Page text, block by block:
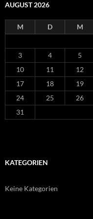
AUGUST 2026
M D M
3
4 5
10
11 12
17
18 19
24
25 26
31
KATEGORIEN
Keine Kategorien